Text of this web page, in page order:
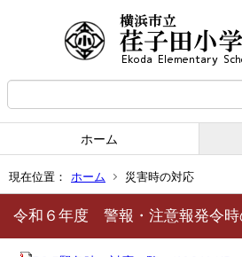
ホーム
現在位置： ホーム 災害時の対応
令和６年度 警報・注意報発令時